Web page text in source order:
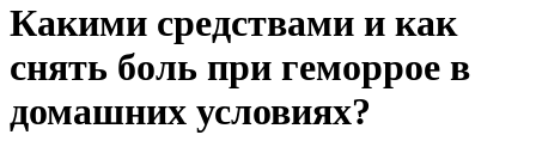
Какими средствами и как
снять боль при геморрое в
домашних условиях?